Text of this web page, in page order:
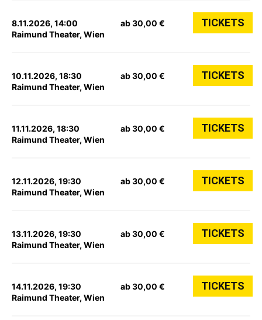
8.11.2026, 14:00
Raimund Theater, Wien
ab 30,00 € TICKETS
10.11.2026, 18:30
Raimund Theater, Wien
ab 30,00 € TICKETS
11.11.2026, 18:30
Raimund Theater, Wien
ab 30,00 € TICKETS
12.11.2026, 19:30
Raimund Theater, Wien
ab 30,00 € TICKETS
13.11.2026, 19:30
Raimund Theater, Wien
ab 30,00 € TICKETS
14.11.2026, 19:30
Raimund Theater, Wien
ab 30,00 € TICKETS